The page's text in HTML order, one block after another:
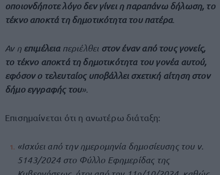
οποιονδήποτε λόγο δεν γίνει η παραπάνω δήλωση, το
τέκνο αποκτά τη δημοτικότητα του πατέρα.
Αν η επιμέλεια περιέλθει στον έναν από τους γονείς,
το τέκνο αποκτά τη δημοτικότητα του γονέα αυτού,
εφόσον ο τελευταίος υποβάλλει σχετική αίτηση στον
δήμο εγγραφής του».
Επισημαίνεται ότι η ανωτέρω διάταξη:
«Ισχύει από την ημερομηνία δημοσίευσης του ν.
5143/2024 στο Φύλλο Εφημερίδας της